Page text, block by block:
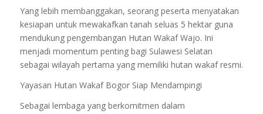
Yang lebih membanggakan, seorang peserta menyatakan
kesiapan untuk mewakafkan tanah seluas 5 hektar guna
mendukung pengembangan Hutan Wakaf Wajo. Ini
menjadi momentum penting bagi Sulawesi Selatan
sebagai wilayah pertama yang memiliki hutan wakaf resmi.
Yayasan Hutan Wakaf Bogor Siap Mendampingi
Sebagai lembaga yang berkomitmen dalam